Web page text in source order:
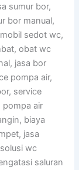
sumur bor,
bor manual,
sedot wc,
obat wc
jasa bor
pompa air,
service
pompa air
biaya
jasa
wc
saluran